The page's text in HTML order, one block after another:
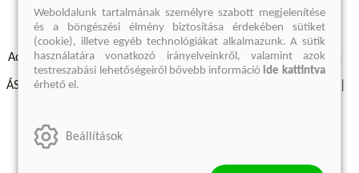
Adatvédelmi szabályzatok Elállási felmondási nyilatkozat
ÁSZF - Vásárlási feltételek
Szállítási információk
Weboldalunk tartalmának személyre szabott megjelenítése
és a böngészési élmény biztosítása érdekében sütiket
(cookie), illetve egyéb technológiákat alkalmazunk. A sütik
használatára vonatkozó irányelveinkről, valamint azok
testreszabási lehetőségeiről bővebb információide kattintva
érhető el.
Beállítások